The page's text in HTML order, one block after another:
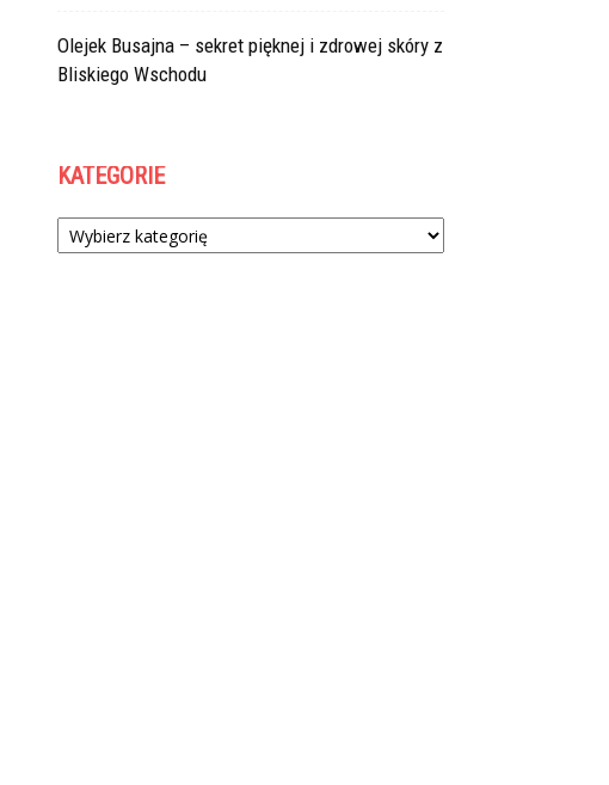
Olejek Busajna – sekret pięknej i zdrowej skóry z
Bliskiego Wschodu
KATEGORIE
Kategorie